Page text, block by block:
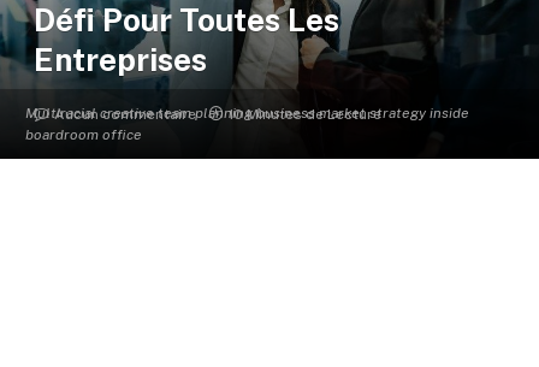
Multiracial creative team planning business market strategy inside
boardroom office
Défi Pour Toutes Les
Entreprises
Aucun commentaire 10 Minutes de Lecture